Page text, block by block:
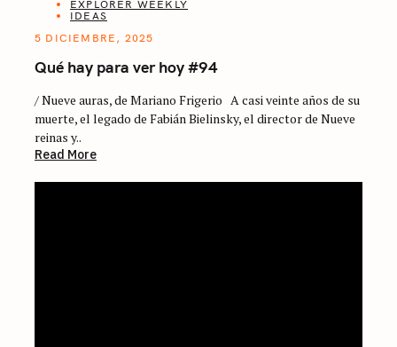
EXPLORER WEEKLY
IDEAS
5 DICIEMBRE, 2025
Qué hay para ver hoy #94
/ Nueve auras, de Mariano Frigerio A casi veinte años de su
muerte, el legado de Fabián Bielinsky, el director de Nueve
reinas y..
Read More